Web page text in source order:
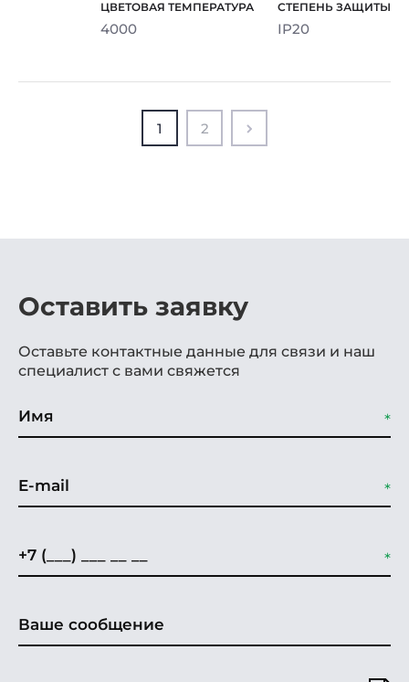
4000 IP20
1 2
Оставить заявку
Оставьте контактные данные для связи и наш
специалист с вами свяжется